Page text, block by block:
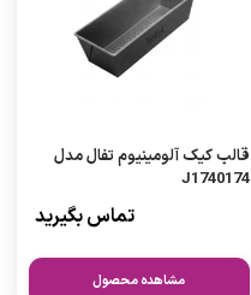
قالب کیک آلومینیوم تفال مدل
J1740174
تماس بگیرید
مشاهده محصول